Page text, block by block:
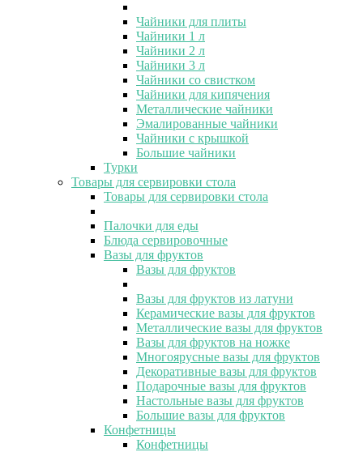
Чайники для плиты
Чайники 1 л
Чайники 2 л
Чайники 3 л
Чайники со свистком
Чайники для кипячения
Металлические чайники
Эмалированные чайники
Чайники с крышкой
Большие чайники
Турки
Товары для сервировки стола
Товары для сервировки стола
Палочки для еды
Блюда сервировочные
Вазы для фруктов
Вазы для фруктов
Вазы для фруктов из латуни
Керамические вазы для фруктов
Металлические вазы для фруктов
Вазы для фруктов на ножке
Многоярусные вазы для фруктов
Декоративные вазы для фруктов
Подарочные вазы для фруктов
Настольные вазы для фруктов
Большие вазы для фруктов
Конфетницы
Конфетницы